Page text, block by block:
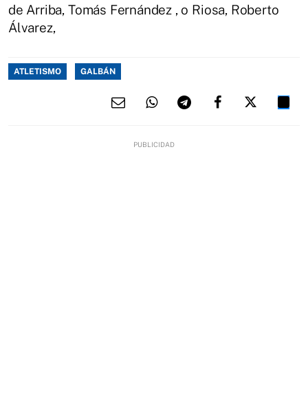
de Arriba, Tomás Fernández , o Riosa, Roberto
Álvarez,
ATLETISMO GALBÁN